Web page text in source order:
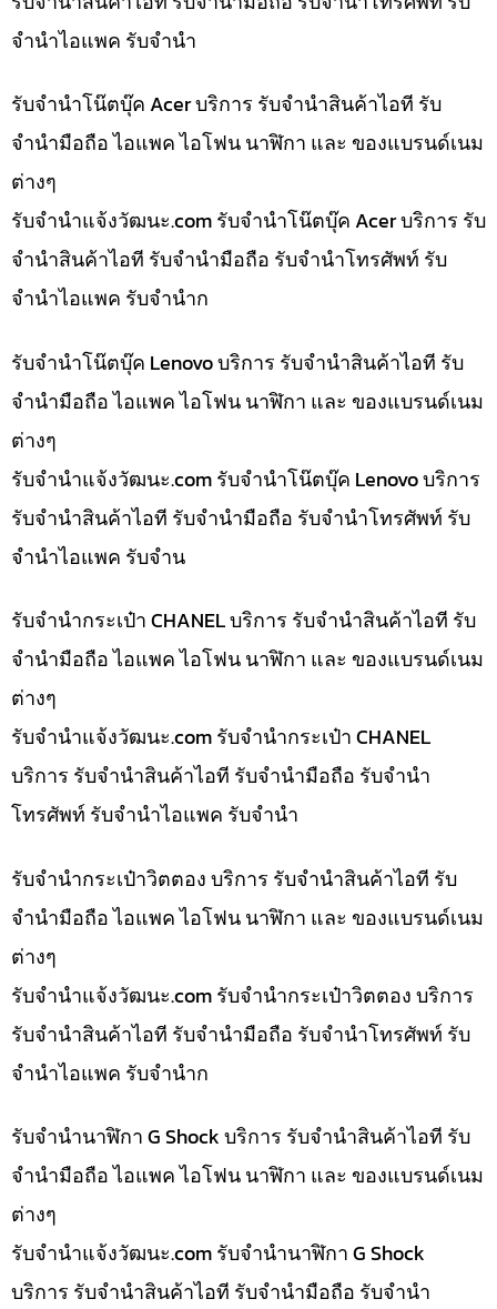
จำนำไอแพค รับจำนำ
รับจำนำโน๊ตบุ๊ค Acer บริการ รับจำนำสินค้าไอที รับ
จำนำมือถือ ไอแพค ไอโฟน นาฬิกา และ ของแบรนด์เนม
ต่างๆ
รับจํานําแจ้งวัฒนะ.com รับจำนำโน๊ตบุ๊ค Acer บริการ รับ
จำนำสินค้าไอที รับจำนำมือถือ รับจำนำโทรศัพท์ รับ
จำนำไอแพค รับจำนำก
รับจำนำโน๊ตบุ๊ค Lenovo บริการ รับจำนำสินค้าไอที รับ
จำนำมือถือ ไอแพค ไอโฟน นาฬิกา และ ของแบรนด์เนม
ต่างๆ
รับจํานําแจ้งวัฒนะ.com รับจำนำโน๊ตบุ๊ค Lenovo บริการ
รับจำนำสินค้าไอที รับจำนำมือถือ รับจำนำโทรศัพท์ รับ
จำนำไอแพค รับจำน
รับจำนำกระเป๋า CHANEL บริการ รับจำนำสินค้าไอที รับ
จำนำมือถือ ไอแพค ไอโฟน นาฬิกา และ ของแบรนด์เนม
ต่างๆ
รับจํานําแจ้งวัฒนะ.com รับจำนำกระเป๋า CHANEL
บริการ รับจำนำสินค้าไอที รับจำนำมือถือ รับจำนำ
โทรศัพท์ รับจำนำไอแพค รับจำนำ
รับจำนำกระเป๋าวิตตอง บริการ รับจำนำสินค้าไอที รับ
จำนำมือถือ ไอแพค ไอโฟน นาฬิกา และ ของแบรนด์เนม
ต่างๆ
รับจํานําแจ้งวัฒนะ.com รับจำนำกระเป๋าวิตตอง บริการ
รับจำนำสินค้าไอที รับจำนำมือถือ รับจำนำโทรศัพท์ รับ
จำนำไอแพค รับจำนำก
รับจำนำนาฬิกา G Shock บริการ รับจำนำสินค้าไอที รับ
จำนำมือถือ ไอแพค ไอโฟน นาฬิกา และ ของแบรนด์เนม
ต่างๆ
รับจํานําแจ้งวัฒนะ.com รับจำนำนาฬิกา G Shock
บริการ รับจำนำสินค้าไอที รับจำนำมือถือ รับจำนำ